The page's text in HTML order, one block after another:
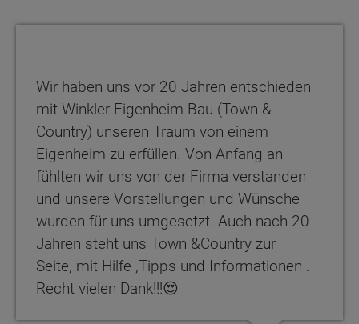
Wir haben uns vor 20 Jahren entschieden
mit Winkler Eigenheim-Bau (Town &
Country) unseren Traum von einem
Eigenheim zu erfüllen. Von Anfang an
fühlten wir uns von der Firma verstanden
und unsere Vorstellungen und Wünsche
wurden für uns umgesetzt. Auch nach 20
Jahren steht uns Town &Country zur
Seite, mit Hilfe ,Tipps und Informationen .
Recht vielen Dank!!!😍